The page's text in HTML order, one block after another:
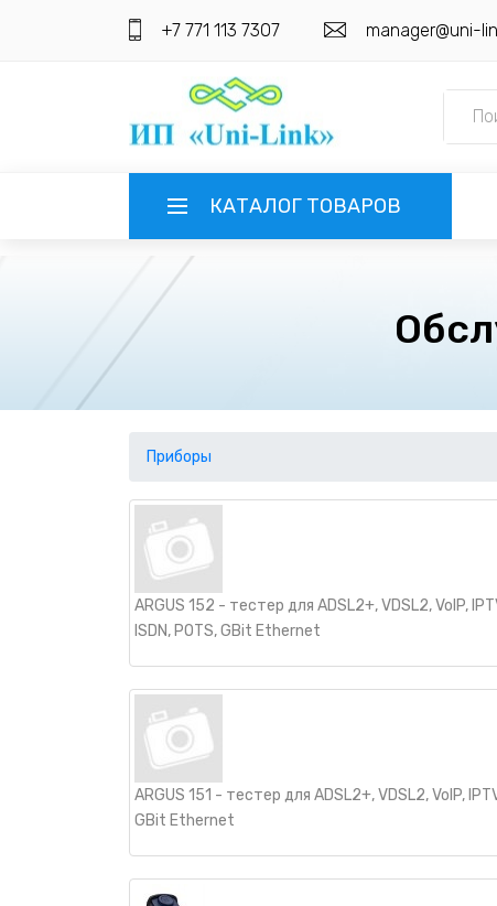
+7 771 113 7307 manager@uni-
КАТАЛОГ ТОВАРОВ
ГЛАВНАЯ
НАШИ ПОСТАВЩИКИ
НАШИ ПОКУПАТЕЛИ
НАША ПРОДУКЦИЯ
ГЕОСИНТЕТИЧЕСКИЕ МАТЕРИАЛЫ
КОНТАКТЫ
Приборы
ARGUS 152 - тестер для ADSL2+, VDSL2, VoIP,
ISDN, POTS, GBit Ethernet
ARGUS 151 - тестер для ADSL2+, VDSL2, VoIP,
GBit Ethernet